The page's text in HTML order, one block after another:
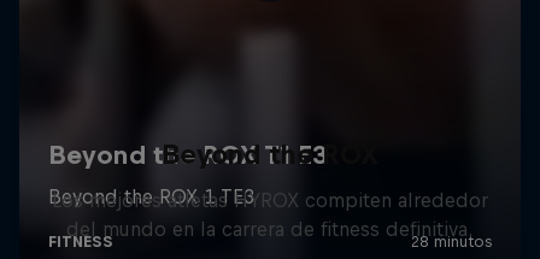
Beyond the ROX
Los mejores atletas HYROX compiten alrededor
del mundo en la carrera de fitness definitiva.